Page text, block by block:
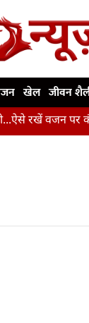
खेल जीवन
रखें वजन पर